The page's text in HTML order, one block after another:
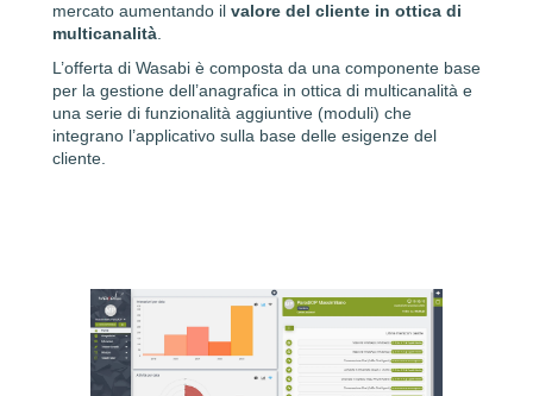
mercato aumentando il valore del cliente in ottica di
multicanalità.
L’offerta di Wasabi è composta da una componente base
per la gestione dell’anagrafica in ottica di multicanalità e
una serie di funzionalità aggiuntive (moduli) che
integrano l’applicativo sulla base delle esigenze del
cliente.